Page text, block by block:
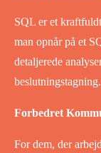
SQL er et
man opnår på et
detaljerede
beslutningstagning.
Forbedret
For dem, der